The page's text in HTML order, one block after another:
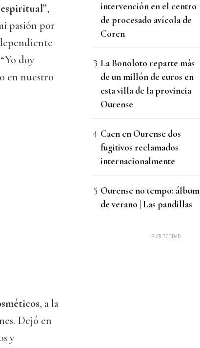
,
pasión por
doy
en nuestro
, a la
Dejó en
y
intervención en el centro
de procesado avícola de
Coren
La Bonoloto reparte más
de un millón de euros en
esta villa de la provincia
Ourense
Caen en Ourense dos
fugitivos reclamados
internacionalmente
Ourense no tempo: álbum
de verano | Las pandillas